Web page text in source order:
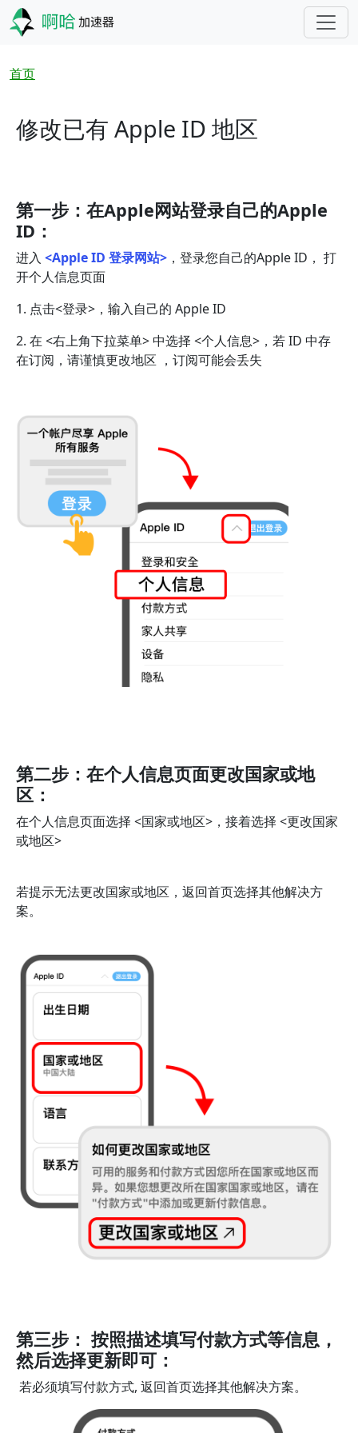
跳转到主要内容
面包屑
首页
修改已有 Apple ID 地区
第一步：在Apple网站登录自己的Apple
ID：
进入 <Apple ID 登录网站> ，登录您自己的Apple ID， 打
开个人信息页面
1. 点击<登录>，输入自己的 Apple ID
2. 在 <右上角下拉菜单> 中选择 <个人信息>，若 ID 中存
在订阅，请谨慎更改地区 ，订阅可能会丢失
第二步：在个人信息页面更改国家或地
区：
在个人信息页面选择 <国家或地区>，接着选择 <更改国家
或地区>
若提示无法更改国家或地区，返回首页选择其他解决方
案。
第三步： 按照描述填写付款方式等信息，
然后选择更新即可：
若必须填写付款方式, 返回首页选择其他解决方案。